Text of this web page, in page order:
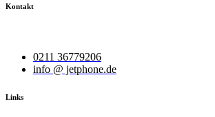
Kontakt
0211 36779206
info @ jetphone.de
Links